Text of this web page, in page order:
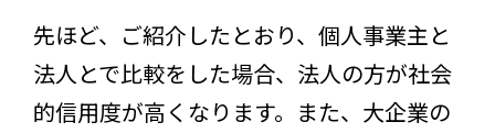
先ほど、ご紹介したとおり、個人事業主と
法人とで比較をした場合、法人の方が社会
的信用度が高くなります。また、大企業の